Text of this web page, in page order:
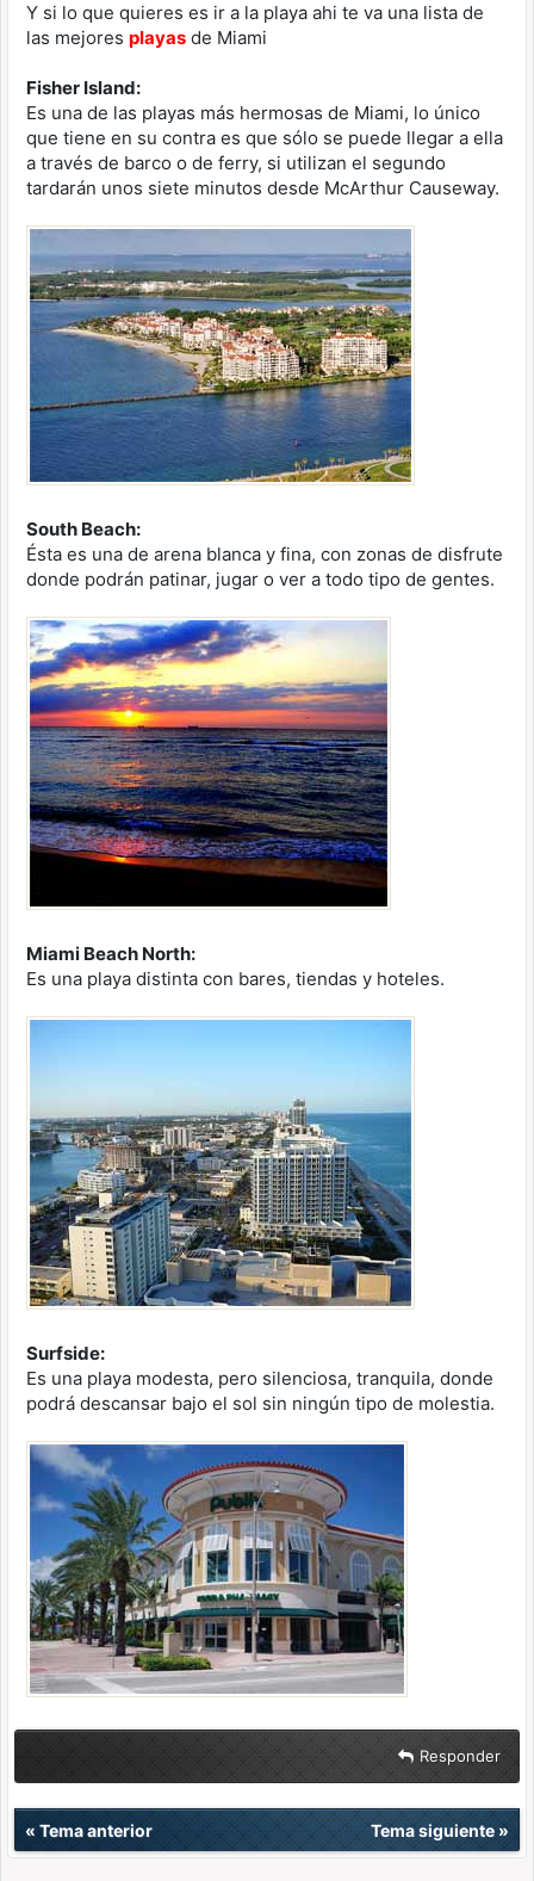
Y si lo que quieres es ir a la playa ahi te va una lista de
las mejores playas de Miami
Fisher Island:
Es una de las playas más hermosas de Miami, lo único
que tiene en su contra es que sólo se puede llegar a ella
a través de barco o de ferry, si utilizan el segundo
tardarán unos siete minutos desde McArthur Causeway.
South Beach:
Ésta es una de arena blanca y fina, con zonas de disfrute
donde podrán patinar, jugar o ver a todo tipo de gentes.
Miami Beach North:
Es una playa distinta con bares, tiendas y hoteles.
Surfside:
Es una playa modesta, pero silenciosa, tranquila, donde
podrá descansar bajo el sol sin ningún tipo de molestia.
Responder
« Tema anterior Tema siguiente»